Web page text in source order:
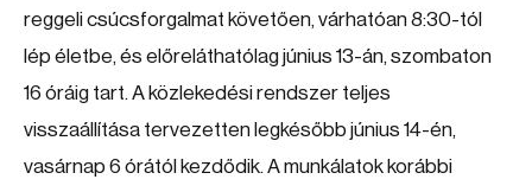
reggeli csúcsforgalmat követően, várhatóan 8:30-tól
lép életbe, és előreláthatólag június 13-án, szombaton
16 óráig tart. A közlekedési rendszer teljes
visszaállítása tervezetten legkésőbb június 14-én,
vasárnap 6 órától kezdődik. A munkálatok korábbi